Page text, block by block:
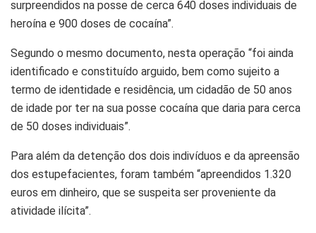
surpreendidos na posse de cerca 640 doses individuais de
heroína e 900 doses de cocaína”.
Segundo o mesmo documento, nesta operação “foi ainda
identificado e constituído arguido, bem como sujeito a
termo de identidade e residência, um cidadão de 50 anos
de idade por ter na sua posse cocaína que daria para cerca
de 50 doses individuais”.
Para além da detenção dos dois indivíduos e da apreensão
dos estupefacientes, foram também “apreendidos 1.320
euros em dinheiro, que se suspeita ser proveniente da
atividade ilícita”.